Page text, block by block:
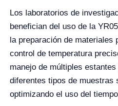
Los laboratorios de
benefician del uso de la
la preparación de materiales
control de temperatura
manejo de múltiples
diferentes tipos de muestras
optimizando el uso del